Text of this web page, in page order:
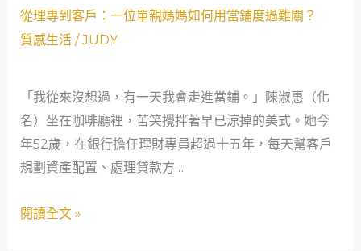
與
低
濟
產
業
的
急
從理專到客戶：一位單親媽媽如何用當鋪度過難關？
質感生活/JUDY
「我從來沒想過，有一天我會走進當鋪。」陳淑惠（化
名）坐在咖啡廳裡，苦笑攪拌著早已涼掉的美式。她今
年52歲，在銀行擔任理財專員超過十五年，每天幫客戶
規劃資產配置、處理貸款方…
從
理
客
戶：
一
位
親
閱讀全文 »